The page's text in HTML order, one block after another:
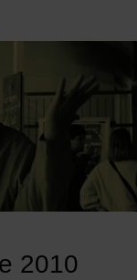
2010